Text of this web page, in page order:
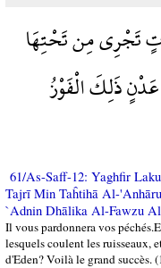
تَجْرِي مِن تَحْتِهَا
ذَلِكَ الْفَوْزُ
61/As-Saff-12: Yaghfir
Tajrī Min Taĥtihā Al-
`Adnin Dhālika Al-Fawzu
Il vous pardonnera vos
lesquels coulent les ruisseaux,
d'Eden? Voilà le grand succès.